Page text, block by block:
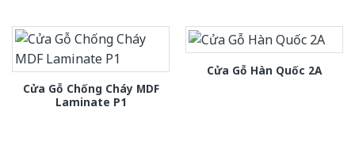
Cửa Gỗ Chống Cháy MDF
Laminate P1
Cửa Gỗ Hàn Quốc 2A